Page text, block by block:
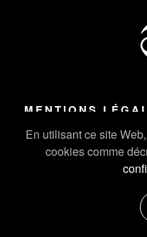
En utilisant ce site
cookies comme
MENTIONS